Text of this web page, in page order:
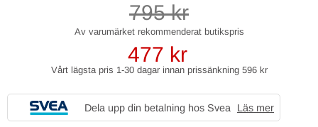
795kr
477 kr
Vårt lägsta pris 1-30 dagar innan prissänkning 596 kr
Dela upp din betalning hos Svea Läs mer